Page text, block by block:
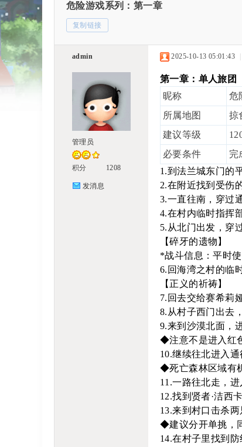
危险游戏系列：第一章
复制链接
admin
管理员
积分 1208
发消息
2025-10-13 05:01:43
第一章：单人旅团
昵称
危
所属地图
掠
建议等级
必要条件
完
1.到法兰城东门的
2.在附近找到受伤
3.一直往南，穿过
4.在村内临时指挥
5.从北门出发，穿
【碎牙的遗物】
*战斗信息：平时
6.回海湾之村的临
【正义的祈祷】
7.回去交给赛希莉
8.从村子西门出去
9.来到沙漠北面，
◆注意不是进入红
10.继续往北进入
◆死亡森林区域有
11.一路往北走，进
12.找到贤者·洁西
13.来到村口击杀
◆建议分开单挑，
14.在村子里找到